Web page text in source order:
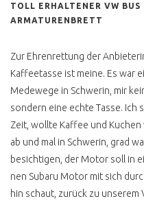
T3 DIESEL ODER
BENZINER KAUFEN ?
T3 BOXER WASSER
GEKUEHLT ?
T3 BOXER LUFT
GEKUEHLT ?
T3 SYNCRO BERATUNG
T3 SYNCRO
KAUFBERATUNG
TOLL ERHALTENER VW
ARMATURENBRETT
Zur Ehrenrettung der
Kaffeetasse ist meine. Es war
Medewege in Schwerin, mir
sondern eine echte Tasse. Ich
Zeit, wollte Kaffee und Kuchen
ab und mal in Schwerin, grad
besichtigen, der Motor soll in
nen Subaru Motor mit sich
hin schaut, zurück zu unserem